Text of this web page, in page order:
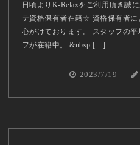
日頃よりK-Relaxをご利用頂き誠
テ資格保有者在籍☆ 資格保有者に
心がけております。 スタッフの
フが在籍中。 &nbsp […]
2023/7/19